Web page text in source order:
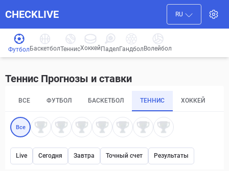
CHECKLIVE RU
Футбол БаскетболТеннисХоккей ПаделГандбол Волейбол
Теннис Прогнозы и ставки
ВСЕ ФУТБОЛ БАСКЕТБОЛ ТЕННИС ХОККЕЙ
Все
Live Сегодня Завтра Точный счет Результаты